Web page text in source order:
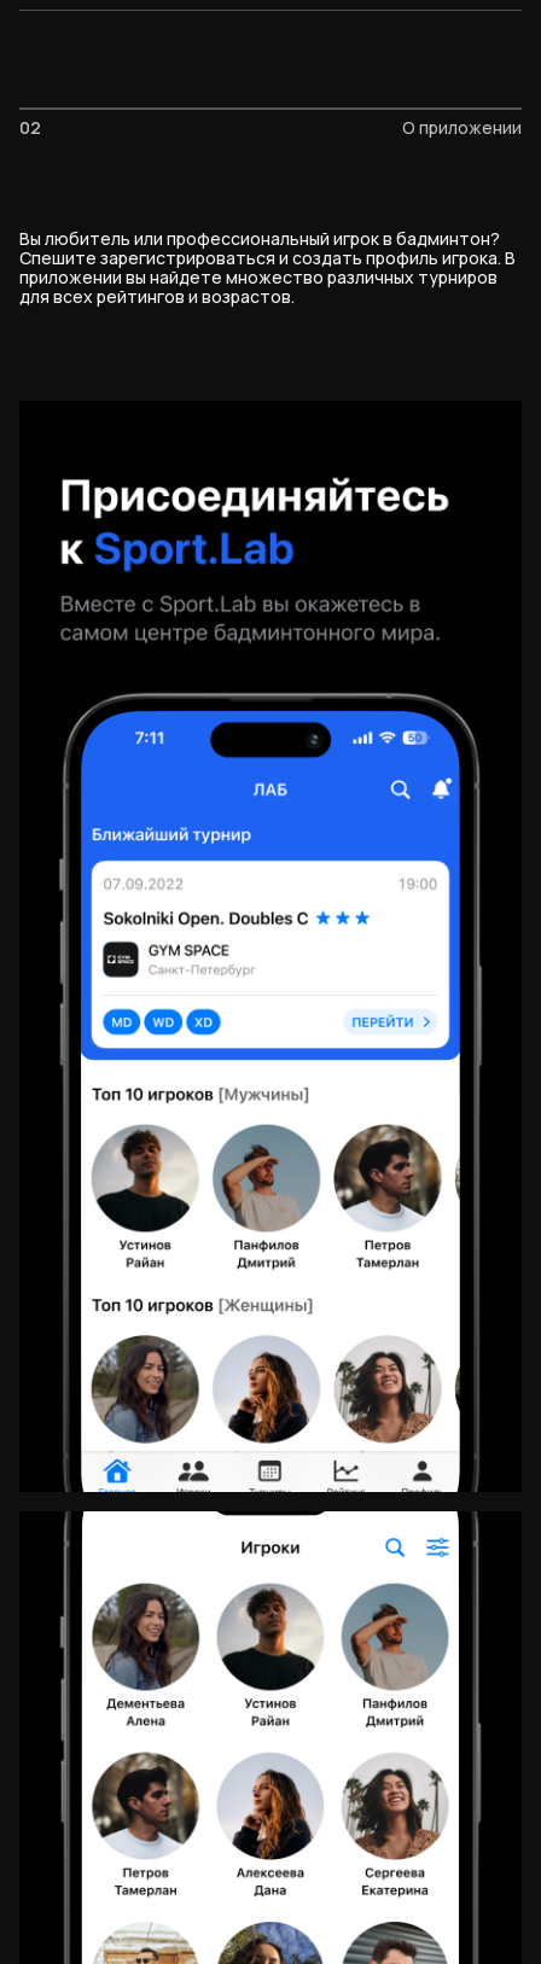
02 О приложении
Вы любитель или профессиональный игрок в бадминтон?
Спешите зарегистрироваться и создать профиль игрока. В
приложении вы найдете множество различных турниров
для всех рейтингов и возрастов.